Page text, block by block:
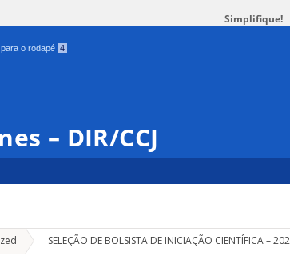
Simplifique!
o rodapé 4
– DIR/CCJ
» SELEÇÃO DE BOLSISTA DE INICIAÇÃO CIENTÍFICA –